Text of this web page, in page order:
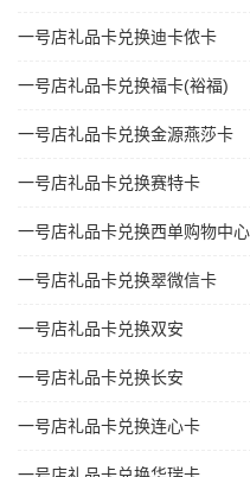
一号店礼品卡兑换迪卡侬卡
一号店礼品卡兑换福卡(裕福)
一号店礼品卡兑换金源燕莎卡
一号店礼品卡兑换赛特卡
一号店礼品卡兑换西单购物中
一号店礼品卡兑换翠微信卡
一号店礼品卡兑换双安
一号店礼品卡兑换长安
一号店礼品卡兑换连心卡